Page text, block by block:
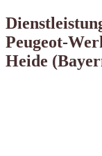
Peugeot-
Heide